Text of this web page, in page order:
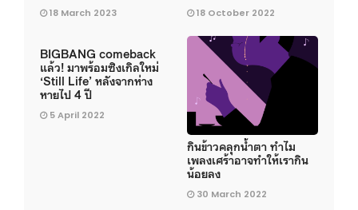
18 March 2023 18 October 2022
BIGBANG comeback
แล้ว! มาพร้อมซิงเกิลใหม่
‘Still Life’ หลังจากห่าง
หายไป 4 ปี
5 April 2022
กินข้าวคลุกน้ำตา ทำไม
เพลงเศร้าอาจทำให้เรากิน
น้อยลง
30 March 2022